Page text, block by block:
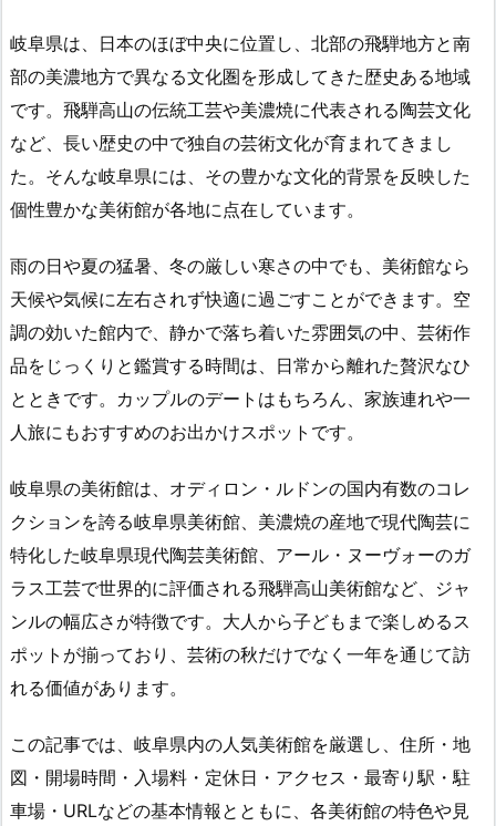
岐阜県は、日本のほぼ中央に位置し、北部の飛騨地方と南
部の美濃地方で異なる文化圏を形成してきた歴史ある地域
です。飛騨高山の伝統工芸や美濃焼に代表される陶芸文化
など、長い歴史の中で独自の芸術文化が育まれてきまし
た。そんな岐阜県には、その豊かな文化的背景を反映した
個性豊かな美術館が各地に点在しています。
雨の日や夏の猛暑、冬の厳しい寒さの中でも、美術館なら
天候や気候に左右されず快適に過ごすことができます。空
調の効いた館内で、静かで落ち着いた雰囲気の中、芸術作
品をじっくりと鑑賞する時間は、日常から離れた贅沢なひ
とときです。カップルのデートはもちろん、家族連れや一
人旅にもおすすめのお出かけスポットです。
岐阜県の美術館は、オディロン・ルドンの国内有数のコレ
クションを誇る岐阜県美術館、美濃焼の産地で現代陶芸に
特化した岐阜県現代陶芸美術館、アール・ヌーヴォーのガ
ラス工芸で世界的に評価される飛騨高山美術館など、ジャ
ンルの幅広さが特徴です。大人から子どもまで楽しめるス
ポットが揃っており、芸術の秋だけでなく一年を通じて訪
れる価値があります。
この記事では、岐阜県内の人気美術館を厳選し、住所・地
図・開場時間・入場料・定休日・アクセス・最寄り駅・駐
車場・URLなどの基本情報とともに、各美術館の特色や見